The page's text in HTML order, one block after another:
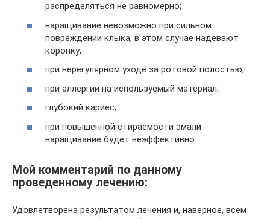
распределяться не равномерно;
наращивание невозможно при сильном
повреждении клыка, в этом случае надевают
коронку;
при нерегулярном уходе за ротовой полостью;
при аллергии на используемый материал;
глубокий кариес;
при повышенной стираемости эмали
наращивание будет неэффективно.
Мой комментарий по данному
проведенному лечению:
Удовлетворена результатом лечения и, наверное, всем